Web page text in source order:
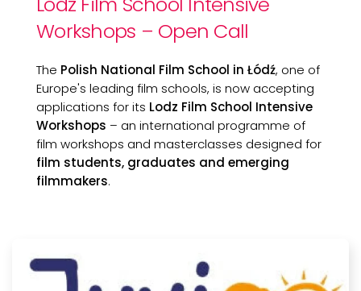
Workshops – Open Call
The Polish National Film School in Łódź, one of
Europe's leading film schools, is now accepting
applications for its Lodz Film School Intensive
Workshops – an international programme of
film workshops and masterclasses designed for
film students, graduates and emerging
filmmakers.